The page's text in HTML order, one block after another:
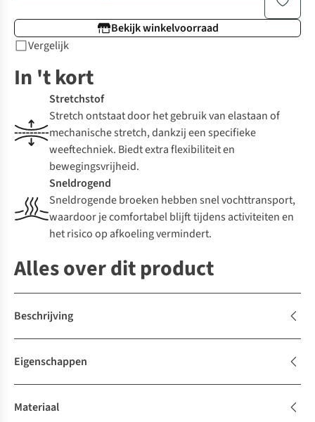
Bekijk winkelvoorraad
Vergelijk
In 't kort
Stretchstof
Stretch ontstaat door het gebruik van elastaan of
mechanische stretch, dankzij een specifieke
weeftechniek. Biedt extra flexibiliteit en
bewegingsvrijheid.
Sneldrogend
Sneldrogende broeken hebben snel vochttransport,
waardoor je comfortabel blijft tijdens activiteiten en
het risico op afkoeling vermindert.
Alles over dit product
Beschrijving
Eigenschappen
Materiaal